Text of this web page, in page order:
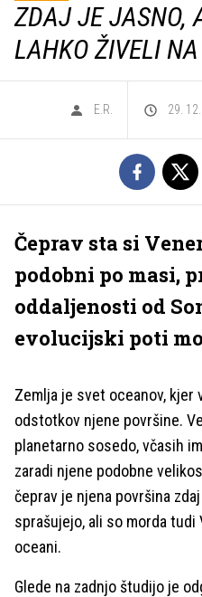
ZDAJ JE JASNO,
LAHKO ŽIVELI
E.R. 29.
Čeprav sta si
podobni po masi,
oddaljenosti od
evolucijski poti
Zemlja je svet oceanov, kjer
odstotkov njene površine.
planetarno sosedo, včasih
zaradi njene podobne
čeprav je njena površina
sprašujejo, ali so morda tudi
oceani.
Glede na zadnjo študijo je